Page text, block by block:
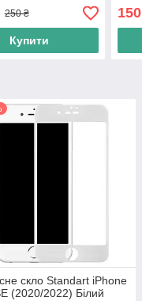
250 ₴
Купити
150
скло Standart iPhone
(2020/2022) Білий